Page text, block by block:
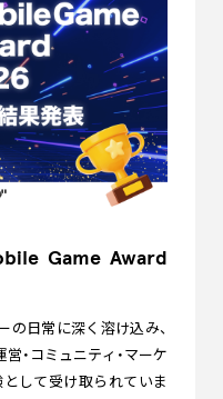
Game Award
の日常に深く溶け込み、
・コミュニティ・マーケ
して受け取られていま